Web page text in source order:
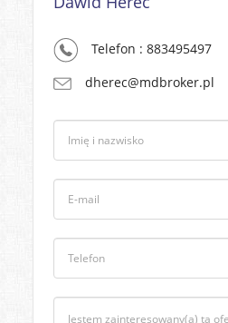
Telefon : 883495497
dherec@mdbroker.pl